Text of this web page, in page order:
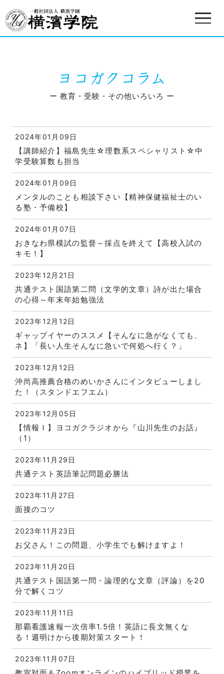
ヨコガクコラム
ー 教育・受験・その他いろいろ ー
2024年01月09日
【講師紹介】福島先生☆理数系スペシャリスト☆中
学受験算数も担当
2024年01月09日
メンタルのことも相談下さい【精神保健福祉士のい
る塾・予備校】
2024年01月07日
おきなわ県模試の監督～採点を終えて【高校入試の
キモ！】
2023年12月21日
共通テスト国語第二問（文学的文章）詩が出た場合
の心得～年末年始勉強法
2023年12月12日
ギャップイヤーのススメ【そんなに急がなくても、
ネ】「長い人生そんなに急いで何処へ行く？」
2023年12月12日
沖尚高推薦合格のめいかさんにインタビューしまし
た！（スタンドエフエム）
2023年12月05日
【情報Ｉ】ヨコガクラジオから『山川先生のお話』
（1）
2023年11月29日
共通テスト英語筆記問題必勝法
2023年11月27日
面接のコツ
2023年11月23日
お父さん！この問題、小学生でも解けますよ！
2023年11月20日
共通テスト国語第一問・論理的な文章（評論）を20
分で解くコツ
2023年11月11日
那覇看護速報一次倍率1.5倍！英語に長文無くな
る！週明けから後期対策スタート！
2023年11月07日